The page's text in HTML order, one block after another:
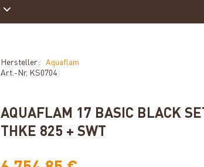
Hersteller:
Aquaflam
Art.-Nr. KS0704
AQUAFLAM 17 BASIC BLACK
THKE 825 + SWT